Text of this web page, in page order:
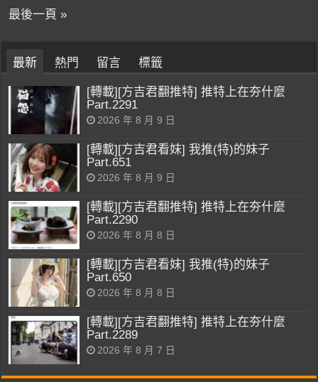
最後一頁 »
最新 熱門 留言 標籤
[轉載][方吉君翻推特] 推特上在夯什麼
Part.2291
2026 年 8 月 9 日
[轉載][方吉君看妹] 我推(特)的妹子
Part.651
2026 年 8 月 9 日
[轉載][方吉君翻推特] 推特上在夯什麼
Part.2290
2026 年 8 月 8 日
[轉載][方吉君看妹] 我推(特)的妹子
Part.650
2026 年 8 月 8 日
[轉載][方吉君翻推特] 推特上在夯什麼
Part.2289
2026 年 8 月 7 日